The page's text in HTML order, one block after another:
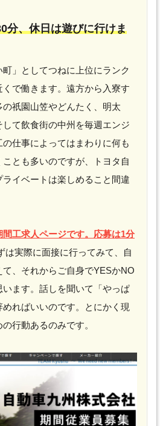
分、休日は遊びに行けま
」としてつねに上位にランク
で働きます。遠方から入寮す
祇園山笠やどんたく、明太
て飲食街の中州を毎週エンジ
仕事によってはまわりに何も
とも多いのですが、トヨタ自
イベートは楽しめること間違
間工求人ページです。応募は1分
は実際に面接に行ってみて、自
、それからご自身でYESかNO
います。話しを聞いて「やっぱ
ればいいのです。とにかく現
行動あるのみです。